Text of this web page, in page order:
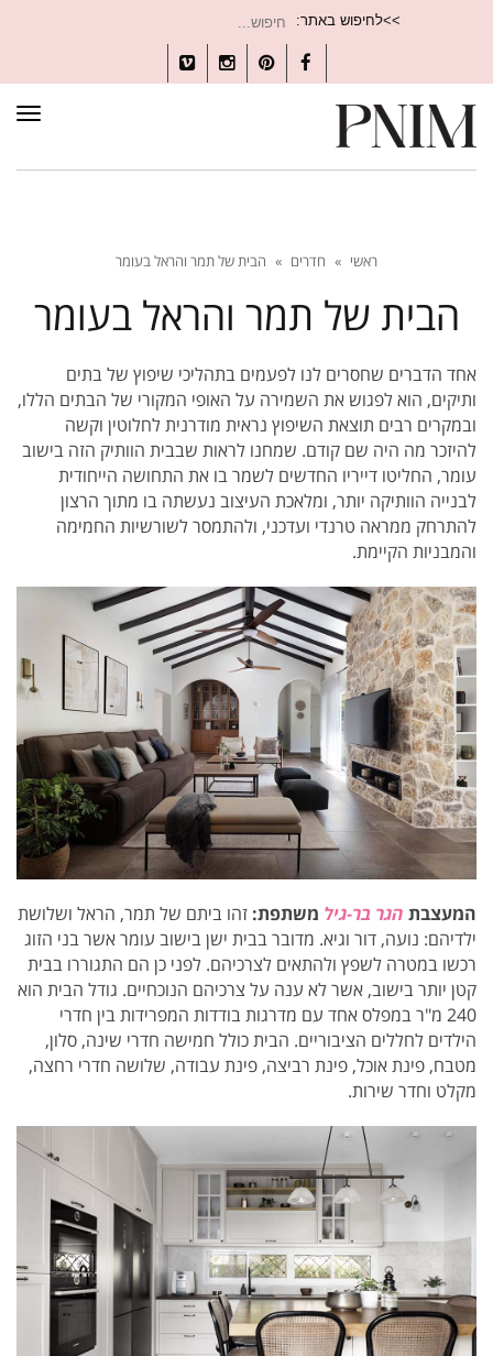
>>לחיפוש באתר:
עבור:
Facebook
Pinterest
Instagram
Vimeo
ראשי » חדרים » הבית של תמר והראל בעומר
הבית של תמר והראל בעומר
אחד הדברים שחסרים לנו לפעמים בתהליכי שיפוץ של בתים
ותיקים, הוא לפגוש את השמירה על האופי המקורי של הבתים הללו,
ובמקרים רבים תוצאת השיפוץ נראית מודרנית לחלוטין וקשה
להיזכר מה היה שם קודם. שמחנו לראות שבבית הוותיק הזה בישוב
עומר, החליטו דייריו החדשים לשמר בו את התחושה הייחודית
לבנייה הוותיקה יותר, ומלאכת העיצוב נעשתה בו מתוך הרצון
להתרחק ממראה טרנדי ועדכני, ולהתמסר לשורשיות החמימה
והמבניות הקיימת.
המעצבת הגר בר-גיל משתפת: זהו ביתם של תמר, הראל ושלושת
ילדיהם: נועה, דור וגיא. מדובר בבית ישן בישוב עומר אשר בני הזוג
רכשו במטרה לשפץ ולהתאים לצרכיהם. לפני כן הם התגוררו בבית
קטן יותר בישוב, אשר לא ענה על צרכיהם הנוכחיים. גודל הבית הוא
240 מ"ר במפלס אחד עם מדרגות בודדות המפרידות בין חדרי
הילדים לחללים הציבוריים. הבית כולל חמישה חדרי שינה, סלון,
מטבח, פינת אוכל, פינת רביצה, פינת עבודה, שלושה חדרי רחצה,
מקלט וחדר שירות.